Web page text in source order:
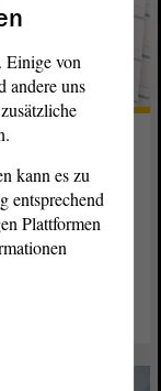
die
Blick.
Einige von
andere uns
kann es zu
entsprechend
Plattformen